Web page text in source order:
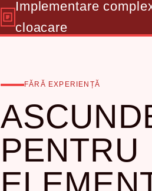
Implementare
cloacare
FĂRĂ EXPERIENȚĂ
PENTRU